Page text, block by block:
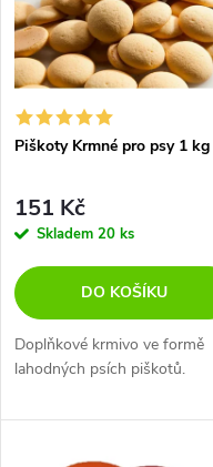
n
í
p
r
o
d
u
p
i
s
p
r
o
d
u
Piškoty Krmné pro psy 1 kg
151 Kč
Skladem 20 ks
DO KOŠÍKU
Doplňkové krmivo ve formě
lahodných psích piškotů.